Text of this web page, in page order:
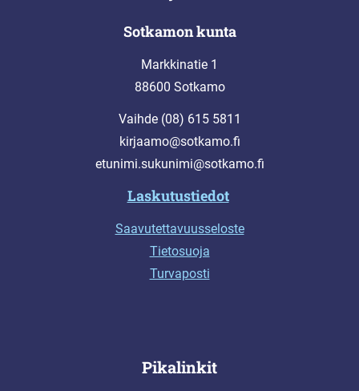
Sotkamon kunta
Markkinatie 1
88600 Sotkamo
Vaihde (08) 615 5811
kirjaamo@sotkamo.fi
etunimi.sukunimi@sotkamo.fi
Laskutustiedot
Saavutettavuusseloste
Tietosuoja
Turvaposti
Pikalinkit